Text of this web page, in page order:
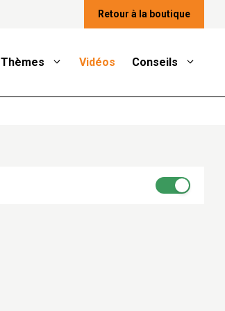
Retour à la boutique
Thèmes Vidéos Conseils